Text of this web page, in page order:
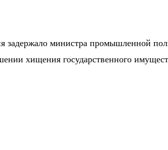
министра промышленной
хищения государственного